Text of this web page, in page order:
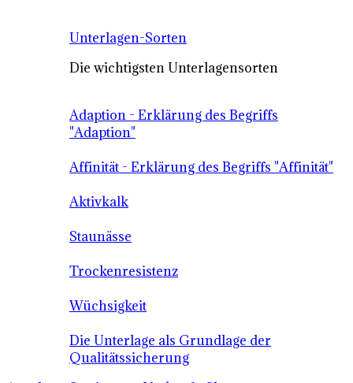
Unterlagen-Sorten
Die wichtigsten Unterlagensorten
Adaption - Erklärung des Begriffs
"Adaption"
Affinität - Erklärung des Begriffs "Affinität"
Aktivkalk
Staunässe
Trockenresistenz
Wüchsigkeit
Die Unterlage als Grundlage der
Qualitätssicherung